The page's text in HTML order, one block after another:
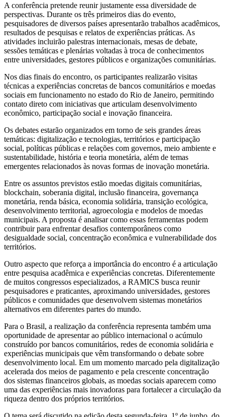
A conferência pretende reunir justamente essa diversidade de
perspectivas. Durante os três primeiros dias do evento,
pesquisadores de diversos países apresentarão trabalhos acadêmicos,
resultados de pesquisas e relatos de experiências práticas. As
atividades incluirão palestras internacionais, mesas de debate,
sessões temáticas e plenárias voltadas à troca de conhecimentos
entre universidades, gestores públicos e organizações comunitárias.
Nos dias finais do encontro, os participantes realizarão visitas
técnicas a experiências concretas de bancos comunitários e moedas
sociais em funcionamento no estado do Rio de Janeiro, permitindo
contato direto com iniciativas que articulam desenvolvimento
econômico, participação social e inovação financeira.
Os debates estarão organizados em torno de seis grandes áreas
temáticas: digitalização e tecnologias, territórios e participação
social, políticas públicas e relações com governos, meio ambiente e
sustentabilidade, história e teoria monetária, além de temas
emergentes relacionados às novas formas de inovação monetária.
Entre os assuntos previstos estão moedas digitais comunitárias,
blockchain, soberania digital, inclusão financeira, governança
monetária, renda básica, economia solidária, transição ecológica,
desenvolvimento territorial, agroecologia e modelos de moedas
municipais. A proposta é analisar como essas ferramentas podem
contribuir para enfrentar desafios contemporâneos como
desigualdade social, concentração econômica e vulnerabilidade dos
territórios.
Outro aspecto que reforça a importância do encontro é a articulação
entre pesquisa acadêmica e experiências concretas. Diferentemente
de muitos congressos especializados, a RAMICS busca reunir
pesquisadores e praticantes, aproximando universidades, gestores
públicos e comunidades que desenvolvem sistemas monetários
alternativos em diferentes partes do mundo.
Para o Brasil, a realização da conferência representa também uma
oportunidade de apresentar ao público internacional o acúmulo
construído por bancos comunitários, redes de economia solidária e
experiências municipais que vêm transformando o debate sobre
desenvolvimento local. Em um momento marcado pela digitalização
acelerada dos meios de pagamento e pela crescente concentração
dos sistemas financeiros globais, as moedas sociais aparecem como
uma das experiências mais inovadoras para fortalecer a circulação da
riqueza dentro dos próprios territórios.